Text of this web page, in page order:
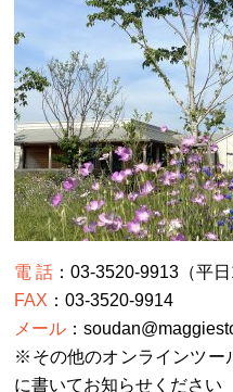
電 話 ：03-3520-9913（平
FAX ：03-3520-9914
メール ：
※その他のオンラインツー
に書いてお知らせください